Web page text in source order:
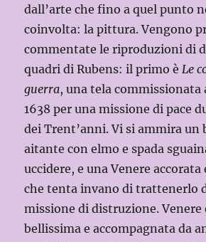
dall’arte che fino a quel punto
coinvolta: la pittura. Vengono
commentate le riproduzioni di
quadri di Rubens: il primo èLe
guerra, una tela
1638 per una missione di pace
dei Trent’anni. Vi si ammira un
aitante con elmo e spada
uccidere, e una Venere
che tenta invano di trattenerlo
missione di distruzione. Venere
bellissima e accompagnata da